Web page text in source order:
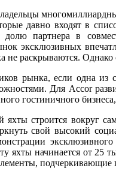
давно входят в
партнера в
эксклюзивных
не раскрываются.
рынка, если одна из
Для Accor
гостиничного
яхты строится вокруг
свой высокий
яхты начинается от 25
подчеркивающие